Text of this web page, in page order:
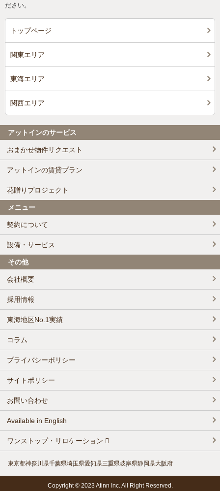
ださい。
トップページ
関東エリア
東海エリア
関西エリア
アットインのサービス
おまかせ物件リクエスト
アットインの賃貸プラン
花贈りプロジェクト
メニュー
契約について
設備・サービス
その他
会社概要
採用情報
東海地区No.1実績
コラム
プライバシーポリシー
サイトポリシー
お問い合わせ
Available in English
ワンストップ・リロケーション
東京都神奈川県千葉県埼玉県愛知県 三重県岐阜県静岡県大阪府
Copyright © 2023 Atinn Inc. All Right Reserved.